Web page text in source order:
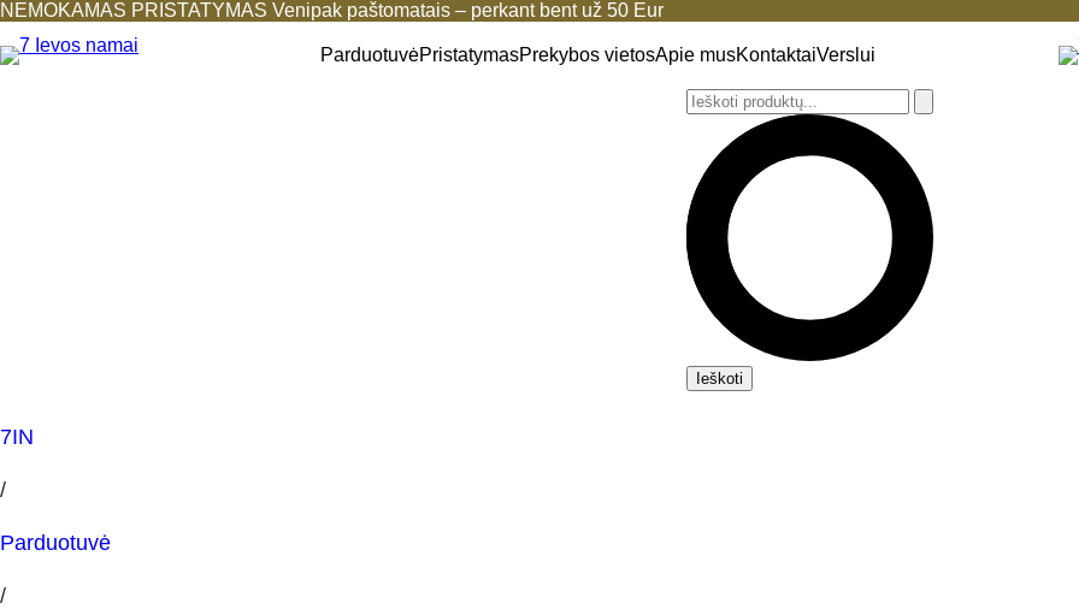
NEMOKAMAS PRISTATYMAS Venipak paštomatais – perkant bent už 50 Eur
ParduotuvėPristatymasPrekybos vietosApie musKontaktaiVerslui
Ieškoti
7IN
/
Parduotuvė
/